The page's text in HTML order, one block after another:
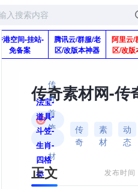
香港空间-挂站-
免备案
腾讯云/群服/老
区/改版本神器
阿里云/
区/改版
传
奇
首
饰
素
材
法宝-
道具-
斗笠-
生肖-
四格
类
传
奇
素
材
动
态
正文 发布时